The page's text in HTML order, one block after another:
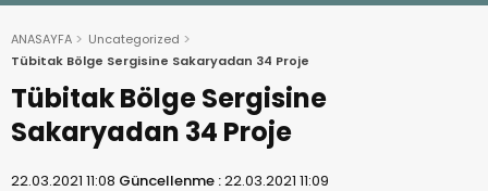
ANASAYFA
Uncategorized
Tübitak Bölge Sergisine Sakaryadan 34 Proje
Tübitak Bölge Sergisine
Sakaryadan 34 Proje
22.03.2021 11:08 Güncellenme :22.03.2021 11:09